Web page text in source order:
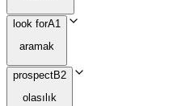
look forA1
aramak
prospectB2
olasılık